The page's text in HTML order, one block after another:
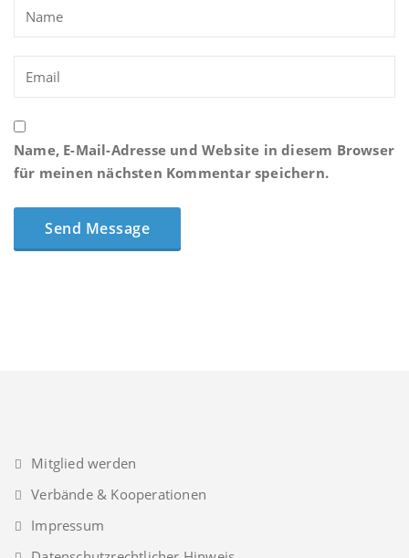
Name, E-Mail-Adresse und Website in diesem Browser
für meinen nächsten Kommentar speichern.
Mitglied werden
Verbände & Kooperationen
Impressum